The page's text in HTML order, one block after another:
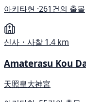
아키타현 ·261건의 출몰
신사・사찰 1.4 km
Amaterasu Kou
天照皇大神宮